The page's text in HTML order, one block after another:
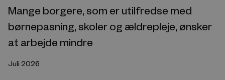
Mange borgere, som er utilfredse med
børnepasning, skoler og ældrepleje, ønsker
at arbejde mindre
Juli 2026